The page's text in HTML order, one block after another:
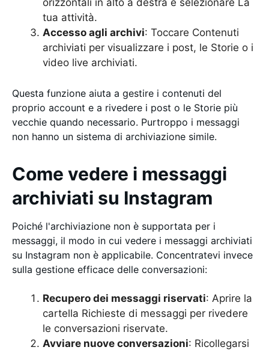
orizzontali in alto a destra e selezionare La
tua attività.
Accesso agli archivi: Toccare Contenuti
archiviati per visualizzare i post, le Storie o i
video live archiviati.
Questa funzione aiuta a gestire i contenuti del
proprio account e a rivedere i post o le Storie più
vecchie quando necessario. Purtroppo i messaggi
non hanno un sistema di archiviazione simile.
Come vedere i messaggi
archiviati su Instagram
Poiché l'archiviazione non è supportata per i
messaggi, il modo in cui vedere i messaggi archiviati
su Instagram non è applicabile. Concentratevi invece
sulla gestione efficace delle conversazioni:
Recupero dei messaggi riservati: Aprire la
cartella Richieste di messaggi per rivedere
le conversazioni riservate.
Avviare nuove conversazioni: Ricollegarsi